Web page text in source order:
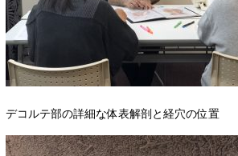
デコルテ部の詳細な体表解剖と経穴の位置